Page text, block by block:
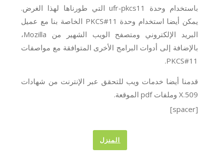
باستخدام وحدة ufr-pkcs11 التي طورناها لهذا الغرض.
يمكن أيضا استخدام وحدة PKCS#11 الخاصة بنا مع عميل
البريد الإلكتروني ومتصفح الويب الشهير من Mozilla،
بالإضافة إلى أدوات البرامج الأخرى المتوافقة مع مواصفات
PKCS#11.
قدمنا أيضا خدمات ويب للتحقق عبر الإنترنت من شهادات
X.509 وملفات pdf الموقعة.
[spacer]
المنزل